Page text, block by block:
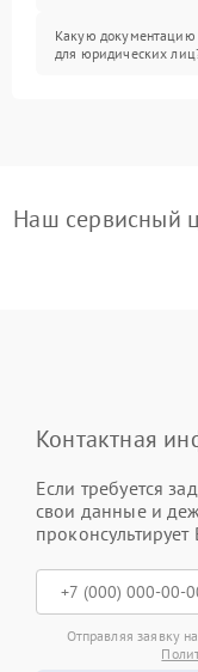
Какую документацию
для юридических
Наш сервисный
Контактная
Если требуется
свои данные и
проконсультирует
Отправляя заявку